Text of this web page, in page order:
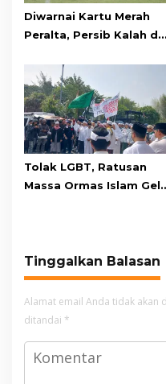
Diwarnai Kartu Merah
Peralta, Persib Kalah dari
Adu Penalti
Tolak LGBT, Ratusan
Massa Ormas Islam
Tinggalkan Balasan
Alamat email Anda tidak akan
ditandai *